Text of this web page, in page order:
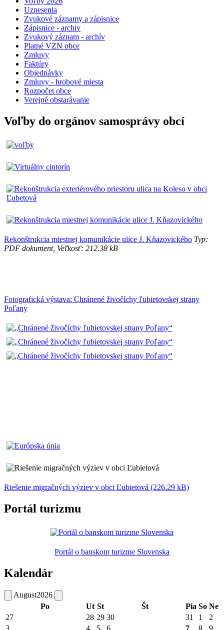
Uznesenia
Zvukové záznamy a zápisnice
Zápisnice - archiv
Zvukový záznam - archív
Platné VZN obce
Zmluvy
Faktúry
Objednávky
Zmluvy - hrobové miesta
Rozpočet obce
Verejné obstarávanie
Voľby do orgánov samosprávy obcí
Rekonštrukcia miestnej komunikácie ulice J. Kňazovického Typ:
PDF dokument, Veľkosť: 212.38 kB
Fotografická výstava: Chránené živočíchy ľubietovskej strany
Poľany
Riešenie migračných výziev v obci Ľubietová (226.29 kB)
Portál turizmu
Portál o banskom turizme Slovenska
Kalendár
August2026
Po
Ut St Št Pia So Ne
27
28 29 30 31 1
2
3
4 5 6 7 8
9